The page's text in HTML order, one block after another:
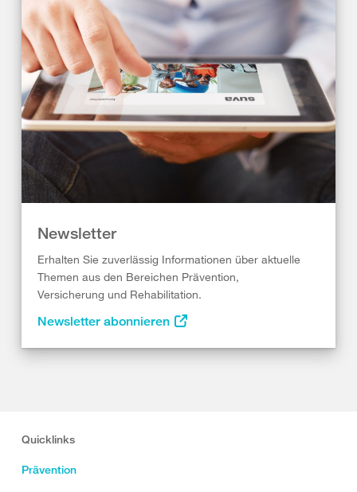
Newsletter
Erhalten Sie zuverlässig Informationen über aktuelle
Themen aus den Bereichen Prävention,
Versicherung und Rehabilitation.
Newsletter abonnieren
Quicklinks
Prävention